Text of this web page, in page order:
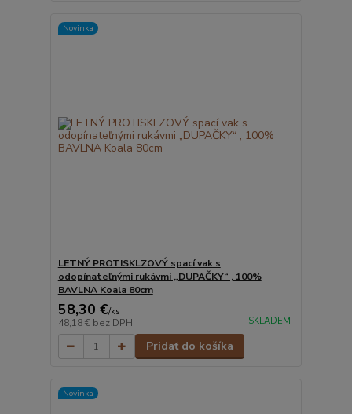
Novinka
LETNÝ PROTISKLZOVÝ spací vak s
odopínateľnými rukávmi „DUPAČKY“ , 100%
BAVLNA Koala 80cm
58,30 €/ks
48,18 € bez DPH SKLADEM
Pridať do košíka
Novinka